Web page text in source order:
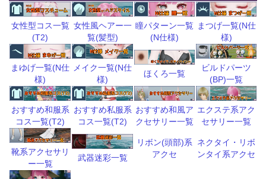
女性型コス一覧
(T2)
女性風ヘアー一
覧(髪型)
瞳パターン一覧
(N仕様)
まつげ一覧(N仕
様)
まゆげ一覧(N仕
様)
メイク一覧(N仕
様)
ほくろ一覧
ビルドパーツ
(BP)一覧
おすすめ和服系
コス一覧(T2)
おすすめ私服系
コス一覧(T2)
おすすめ和風ア
クセサリー一覧
エクステ系アク
セサリー一覧
靴系アクセサリ
ー一覧
武器迷彩一覧
リボン(頭部)系
アクセ
ネクタイ・リボ
ンタイ系アクセ